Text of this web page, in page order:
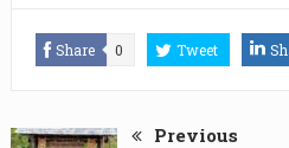
Share 0 Tweet
Previous